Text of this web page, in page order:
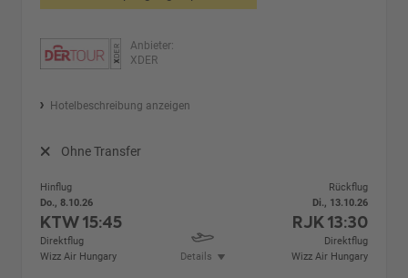
Anbieter:
XDER
Hotelbeschreibung anzeigen
Ohne Transfer
Hinflug
Do., 8.10.26
KTW15:45
Direktflug
Wizz Air Hungary
Details
Rückflug
Di., 13.10.26
RJK13:30
Direktflug
Wizz Air Hungary